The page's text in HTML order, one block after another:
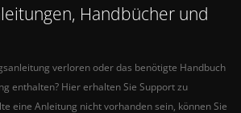
Handbücher und
verloren oder das benötigte Handbuch
enthalten? Hier erhalten Sie Support zu
eine Anleitung nicht vorhanden sein, können Sie